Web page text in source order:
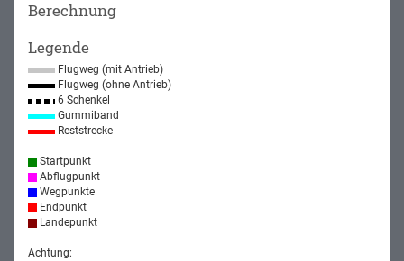
Berechnung
Legende
Flugweg (mit Antrieb)
Flugweg (ohne Antrieb)
6 Schenkel
Gummiband
Reststrecke
Startpunkt
Abflugpunkt
Wegpunkte
Endpunkt
Landepunkt
Achtung: